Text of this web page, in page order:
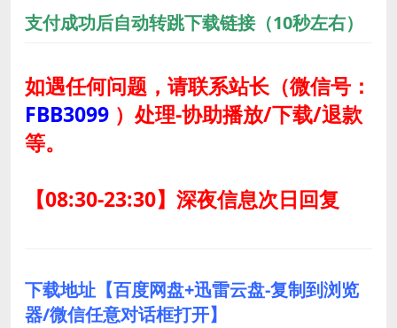
支付成功后自动转跳下载链接（10秒左右）
如遇任何问题，请联系站长（微信号：
FBB3099 ） 处理-协助播放/下载/退款
等。
【08:30-23:30】深夜信息次日回复
下载地址【百度网盘+迅雷云盘-复制到浏览
器/微信任意对话框打开】